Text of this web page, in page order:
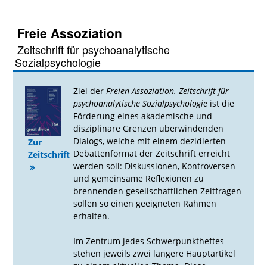
Freie Assoziation
Zeitschrift für psychoanalytische
Sozialpsychologie
Zur
Zeitschrift
Ziel der Freien Assoziation. Zeitschrift für
psychoanalytische Sozialpsychologieist die
Förderung eines akademische und
disziplinäre Grenzen überwindenden
Dialogs, welche mit einem dezidierten
Debattenformat der Zeitschrift erreicht
werden soll: Diskussionen, Kontroversen
und gemeinsame Reflexionen zu
brennenden gesellschaftlichen Zeitfragen
sollen so einen geeigneten Rahmen
erhalten.
Im Zentrum jedes Schwerpunktheftes
stehen jeweils zwei längere Hauptartikel